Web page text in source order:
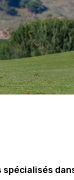
spécialisés